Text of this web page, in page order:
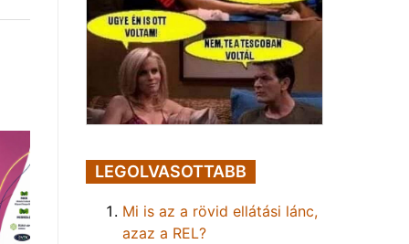
LEGOLVASOTTABB
Mi is az a rövid ellátási lánc,
azaz a REL?